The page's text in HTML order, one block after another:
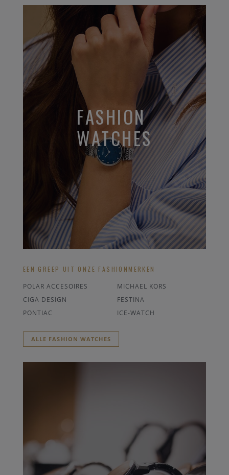
FASHION
WATCHES
EEN GREEP UIT ONZE FASHIONMERKEN
POLAR ACCESOIRES
MICHAEL KORS
CIGA DESIGN
FESTINA
PONTIAC
ICE-WATCH
ALLE FASHION WATCHES